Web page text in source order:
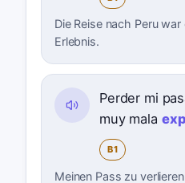
Die Reise nach Peru
Erlebnis.
Perder mi
muy mala
B1
Meinen Pass zu